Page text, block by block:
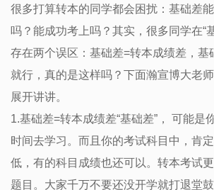
很多打算转本的同学都会困扰：基础差
吗？能成功考上吗？其实，很多同学在“
存在两个误区：基础差=转本成绩差，基
就行，真的是这样吗？下面瀚宣博大老
展开讲讲。
1.基础差=转本成绩差“基础差”， 可能是
时间去学习。而且你的考试科目中，肯
低，有的科目成绩也还可以。转本考试
题目。大家千万不要还没开学就打退堂